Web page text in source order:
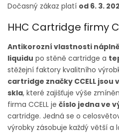
Dočasný zákaz platí od 6. 3.
HHC Cartridge firmy
Antikorozní vlastnosti
liquidu po stěně cartridge a
stěžejní faktory kvalitního
cartridge značky CCELL
skla, které zajišťuje výše
firma CCELL je číslo jedna ve
cartridge. Jedná se o
výrobky zásobuje každý větší a